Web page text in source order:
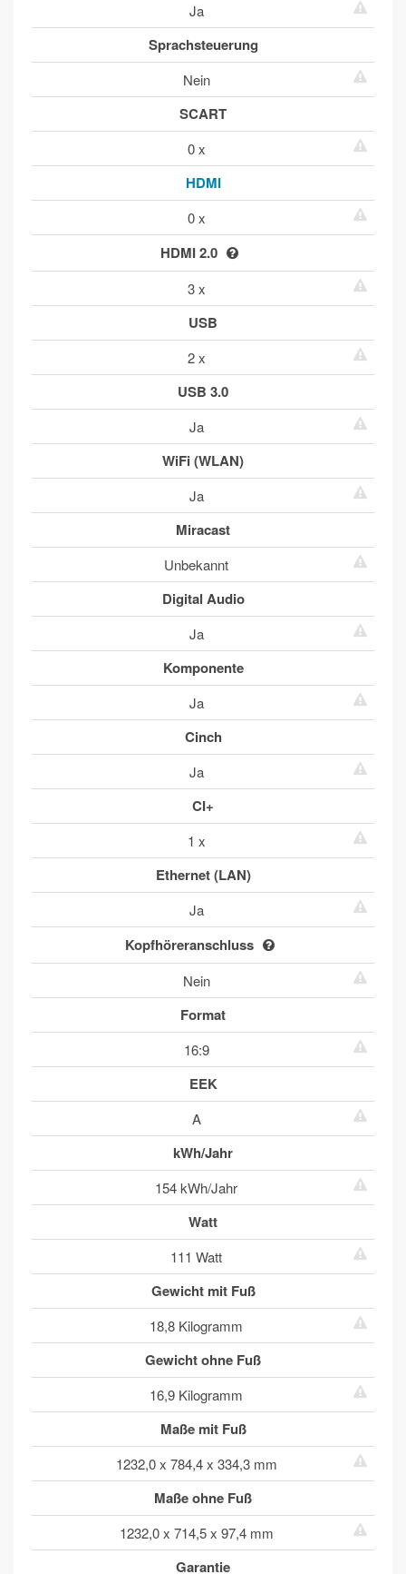
Ja
Sprachsteuerung
Nein
SCART
0 x
HDMI
0 x
HDMI 2.0
3 x
USB
2 x
USB 3.0
Ja
WiFi (WLAN)
Ja
Miracast
Unbekannt
Digital Audio
Ja
Komponente
Ja
Cinch
Ja
CI+
1 x
Ethernet (LAN)
Ja
Kopfhöreranschluss
Nein
Format
16:9
EEK
A
kWh/Jahr
154 kWh/Jahr
Watt
111 Watt
Gewicht mit Fuß
18,8 Kilogramm
Gewicht ohne Fuß
16,9 Kilogramm
Maße mit Fuß
1232,0 x 784,4 x 334,3 mm
Maße ohne Fuß
1232,0 x 714,5 x 97,4 mm
Garantie